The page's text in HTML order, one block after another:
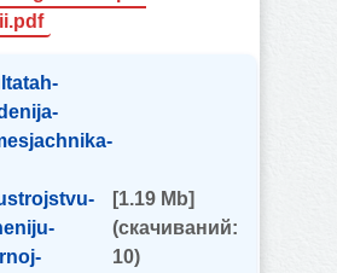
[1.19 Mb]
(cкачиваний:
10)